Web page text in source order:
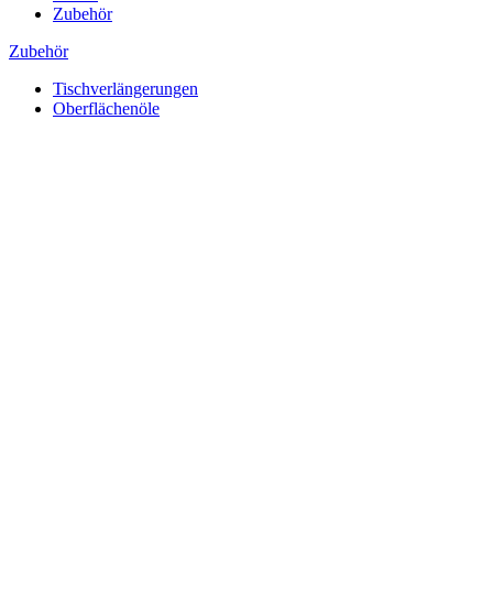
Zubehör
Zubehör
Tischverlängerungen
Oberflächenöle